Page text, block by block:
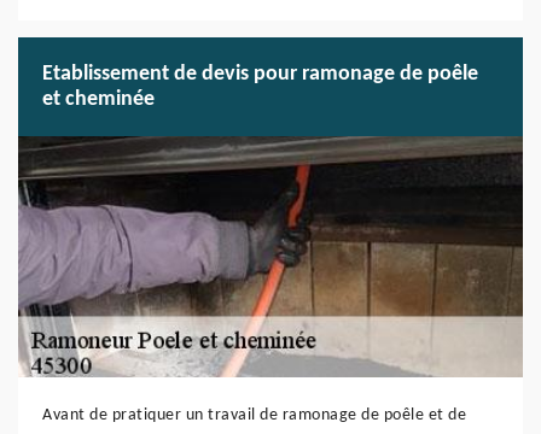
Etablissement de devis pour ramonage de poêle
et cheminée
Avant de pratiquer un travail de ramonage de poêle et de